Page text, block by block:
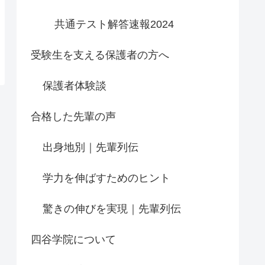
共通テスト解答速報2024
受験生を支える保護者の方へ
保護者体験談
合格した先輩の声
出身地別｜先輩列伝
学力を伸ばすためのヒント
驚きの伸びを実現｜先輩列伝
四谷学院について